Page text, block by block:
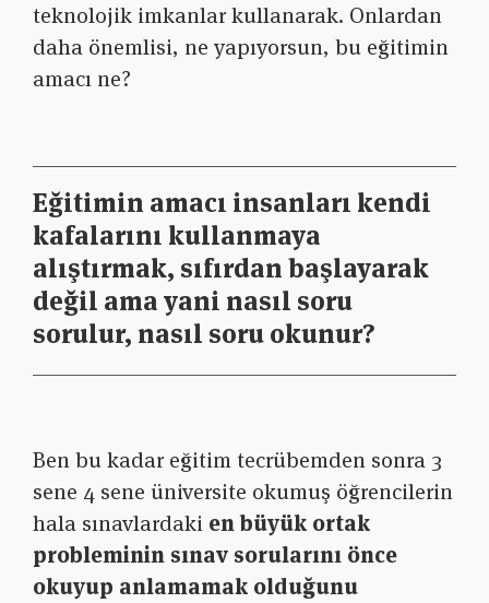
teknolojik imkanlar kullanarak. Onlardan
daha önemlisi, ne yapıyorsun, bu eğitimin
amacı ne?
Eğitimin amacı insanları kendi
kafalarını kullanmaya
alıştırmak, sıfırdan başlayarak
değil ama yani nasıl soru
sorulur, nasıl soru okunur?
Ben bu kadar eğitim tecrübemden sonra 3
sene 4 sene üniversite okumuş öğrencilerin
hala sınavlardaki en büyük ortak
probleminin sınav sorularını önce
okuyup anlamamak olduğunu